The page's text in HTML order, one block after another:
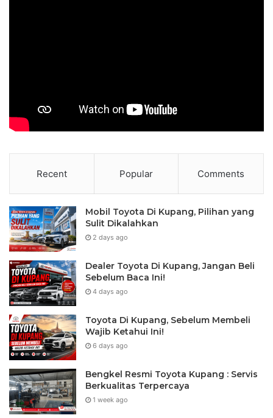
Recent Popular Comments
Mobil Toyota Di Kupang, Pilihan yang
Sulit Dikalahkan
2 days ago
Dealer Toyota Di Kupang, Jangan Beli
Sebelum Baca Ini!
4 days ago
Toyota Di Kupang, Sebelum Membeli
Wajib Ketahui Ini!
6 days ago
Bengkel Resmi Toyota Kupang : Servis
Berkualitas Terpercaya
1 week ago